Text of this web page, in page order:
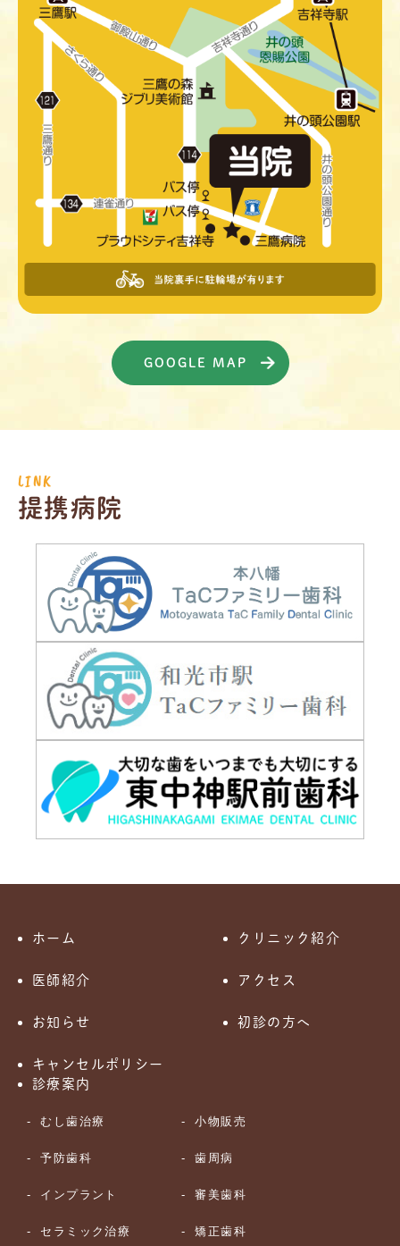
GOOGLE MAP
LINK
提携病院
ホーム クリニック紹介
医師紹介 アクセス
お知らせ 初診の方へ
キャンセルポリシー
診療案内
むし歯治療 小物販売
予防歯科 歯周病
インプラント 審美歯科
セラミック治療 矯正歯科